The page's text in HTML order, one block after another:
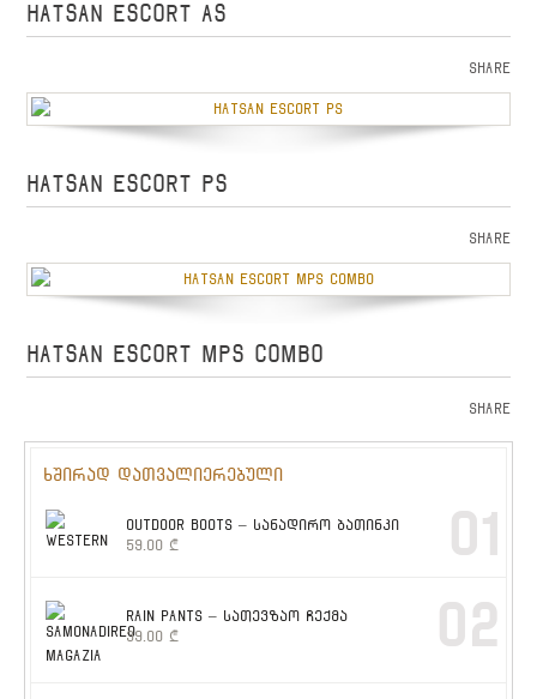
HATSAN ESCORT AS
Share
HATSAN ESCORT PS
Share
HATSAN ESCORT MPS COMBO
Share
ხშირად დათვალიერებული
OUTDOOR BOOTS – სანადირო ბათინკი
59.00 ₾ 01
RAIN PANTS – სათევზაო ჩექმა
39.00 ₾ 02